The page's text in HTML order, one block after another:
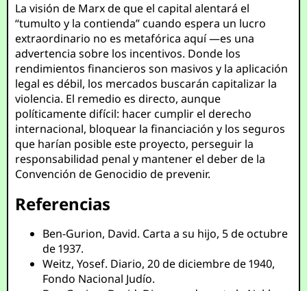
La visión de Marx de que el capital alentará el
“tumulto y la contienda” cuando espera un lucro
extraordinario no es metafórica aquí —es una
advertencia sobre los incentivos. Donde los
rendimientos financieros son masivos y la aplicación
legal es débil, los mercados buscarán capitalizar la
violencia. El remedio es directo, aunque
políticamente difícil: hacer cumplir el derecho
internacional, bloquear la financiación y los seguros
que harían posible este proyecto, perseguir la
responsabilidad penal y mantener el deber de la
Convención de Genocidio de prevenir.
Referencias
Ben-Gurion, David. Carta a su hijo, 5 de octubre
de 1937.
Weitz, Yosef. Diario, 20 de diciembre de 1940,
Fondo Nacional Judío.